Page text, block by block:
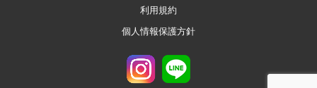
利用規約
個人情報保護方針